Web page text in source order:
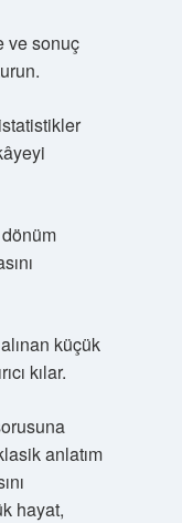
ve sonuç
küçük
kılar.
anlatım
hayat,